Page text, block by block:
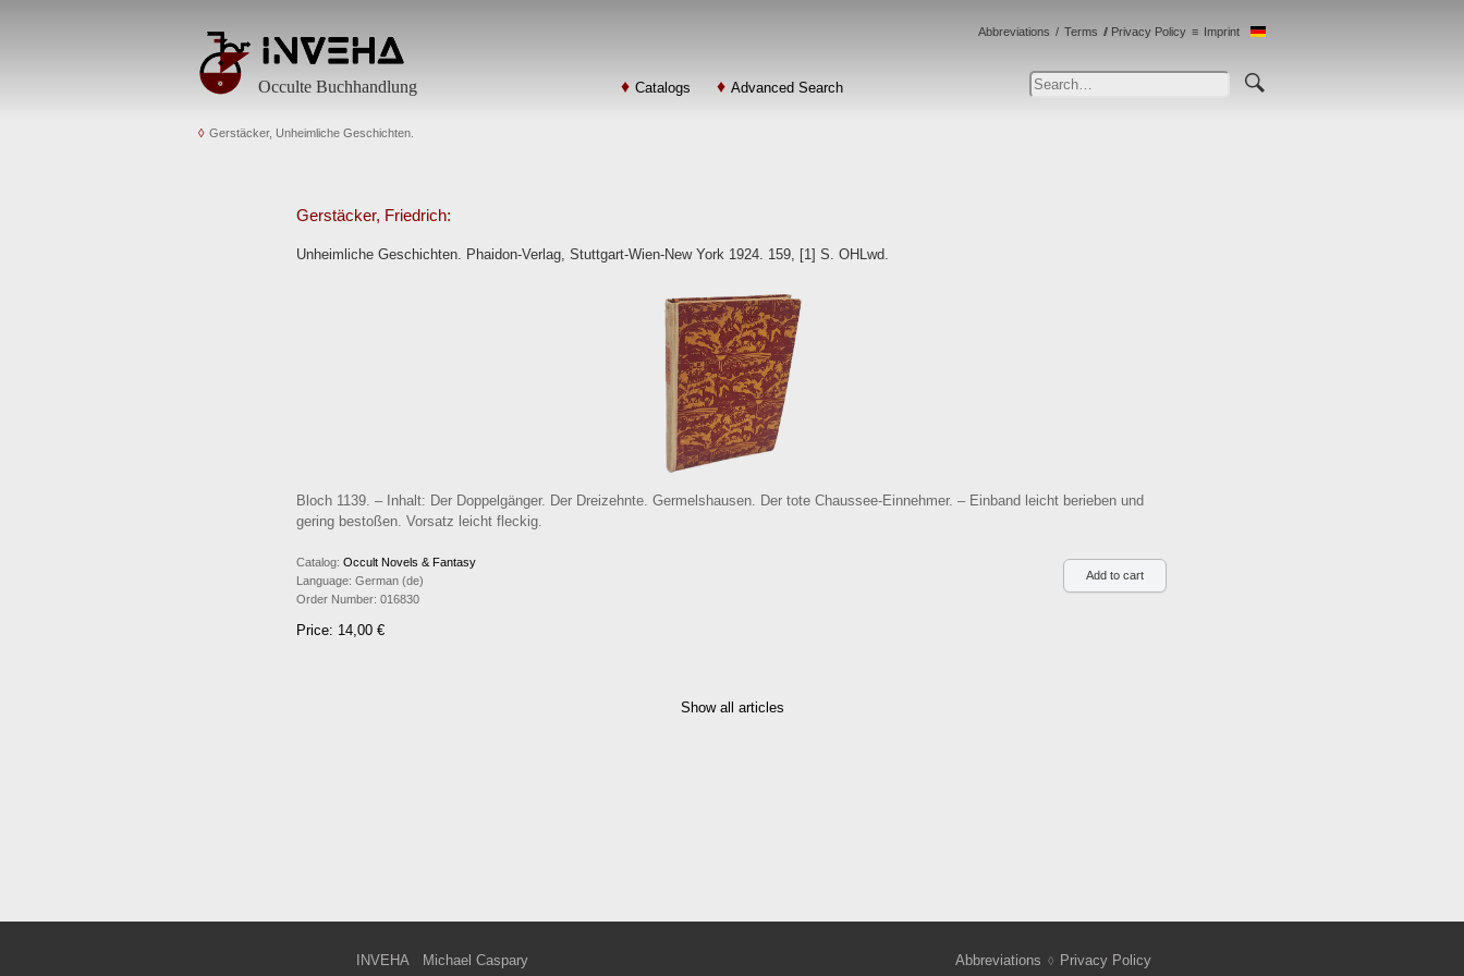
Occulte Buchhandlung Catalogs Advanced Search
Abbreviations Terms Privacy Policy Imprint
Gerstäcker, Unheimliche Geschichten.
Gerstäcker, Friedrich:
Unheimliche Geschichten. Phaidon-Verlag, Stuttgart-Wien-New York 1924. 159, [1] S. OHLwd.
Bloch 1139. – Inhalt: Der Doppelgänger. Der Dreizehnte. Germelshausen. Der tote Chaussee-Einnehmer. – Einband leicht berieben und
gering bestoßen. Vorsatz leicht fleckig.
Catalog: Occult Novels & Fantasy
Language: German (de)
Order Number: 016830
Price: 14,00 €
Show all articles
INVEHA
Michael Caspary
Abbreviations
Privacy Policy